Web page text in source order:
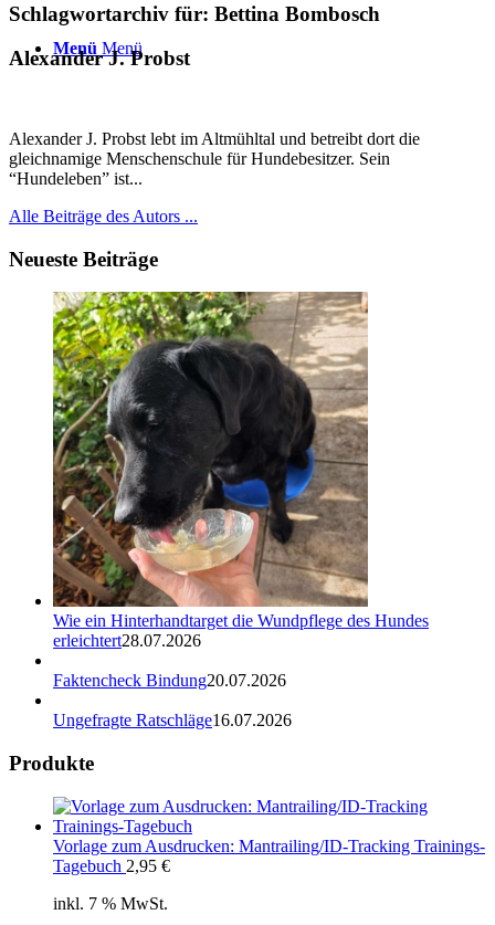
Menü Menü
Schlagwortarchiv für: Bettina Bombosch
Alexander J. Probst
Alexander J. Probst lebt im Altmühltal und betreibt dort die
gleichnamige Menschenschule für Hundebesitzer. Sein
“Hundeleben” ist...
Alle Beiträge des Autors ...
Neueste Beiträge
Wie ein Hinterhandtarget die Wundpflege des Hundes
erleichtert28.07.2026
Faktencheck Bindung20.07.2026
Ungefragte Ratschläge16.07.2026
Produkte
Vorlage zum Ausdrucken: Mantrailing/ID-Tracking Trainings-
Tagebuch 2,95 €
inkl. 7 % MwSt.